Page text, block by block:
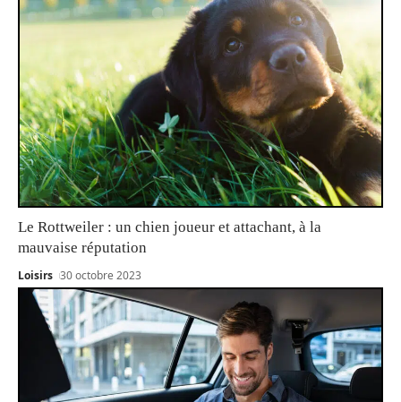
Le Rottweiler : un chien joueur et attachant, à la
mauvaise réputation
Loisirs 30 octobre 2023